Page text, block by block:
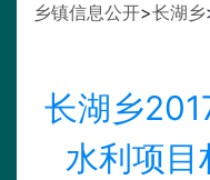
乡镇信息公开>长湖乡
长湖乡
水利项目